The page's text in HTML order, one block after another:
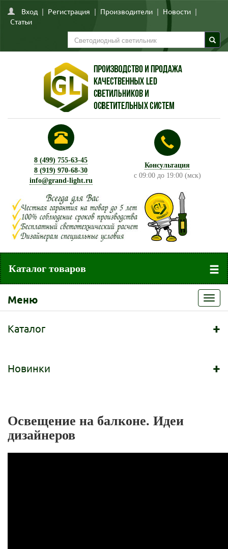
Вход | Регистрация | Производители | Новости |
Статьи
8 (499) 755-63-45
8 (919) 970-68-30
info@grand-light.ru
Консультация
с 09:00 до 19:00 (мск)
Каталог товаров
Меню
Каталог +
Новинки +
Освещение на балконе. Идеи
дизайнеров